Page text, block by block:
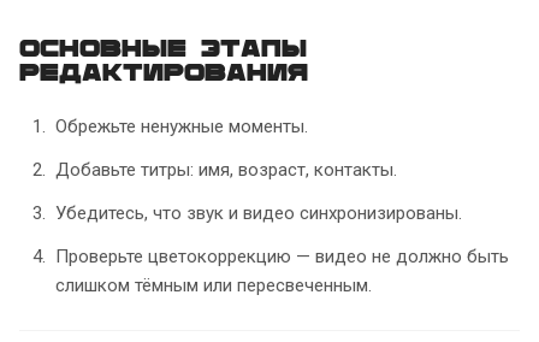
Основные этапы
редактирования
Обрежьте ненужные моменты.
Добавьте титры: имя, возраст, контакты.
Убедитесь, что звук и видео синхронизированы.
Проверьте цветокоррекцию — видео не должно быть
слишком тёмным или пересвеченным.